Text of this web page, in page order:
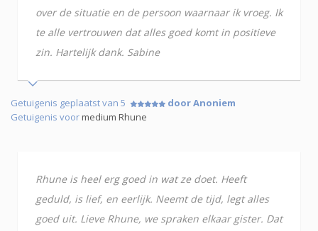
over de situatie en de persoon waarnaar ik vroeg. Ik
te alle vertrouwen dat alles goed komt in positieve
zin. Hartelijk dank. Sabine
Getuigenis geplaatst van 5
door Anoniem
Getuigenis voormedium Rhune
Rhune is heel erg goed in wat ze doet. Heeft
geduld, is lief, en eerlijk. Neemt de tijd, legt alles
goed uit. Lieve Rhune, we spraken elkaar gister. Dat